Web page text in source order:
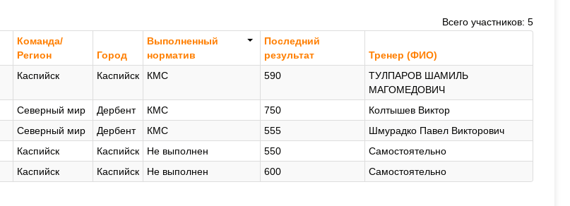
Всего участников: 5
Команда/
Регион
Город
Выполненный
норматив
Последний
результат
Тренер (ФИО)
Каспийск Каспийск КМС 590
ТУЛПАРОВ ШАМИЛЬ
МАГОМЕДОВИЧ
Северный мир Дербент КМС 750
Колтышев Виктор
Северный мир Дербент КМС 555
Шмурадко Павел Викторович
Каспийск Каспийск Не выполнен 550
Самостоятельно
Каспийск Каспийск Не выполнен 600 Самостоятельно